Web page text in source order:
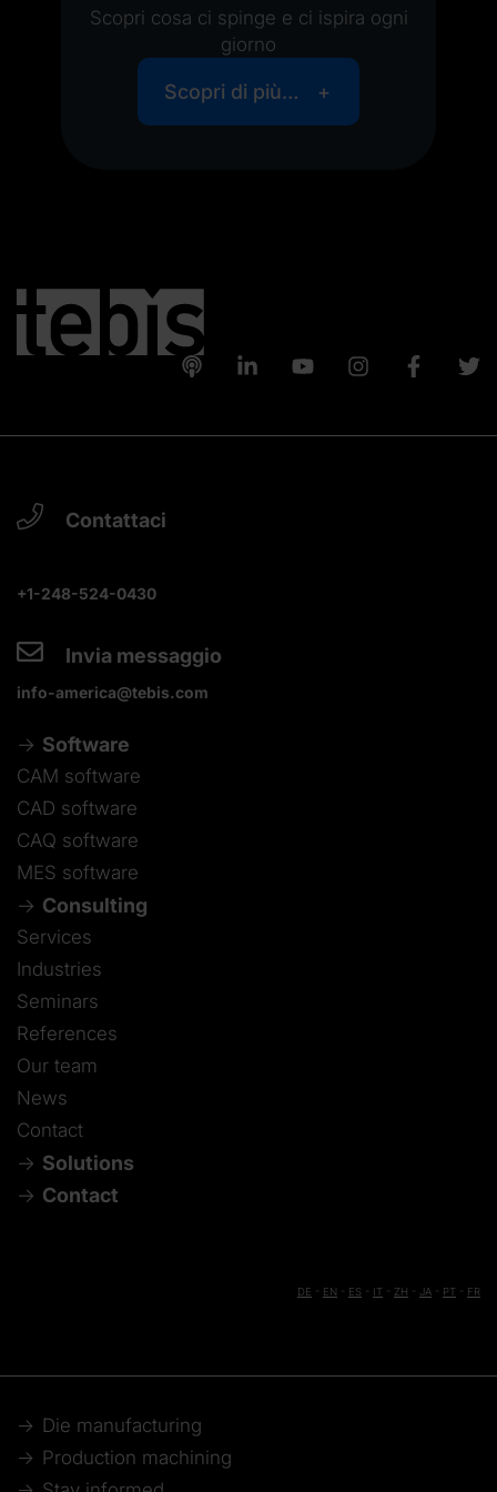
Scopri cosa ci spinge e ci ispira ogni
giorno
Scopri di più…
Contattaci
+1-248-524-0430
Invia messaggio
info-america@tebis.com
Software
CAM software
CAD software
CAQ software
MES software
Consulting
Services
Industries
Seminars
References
Our team
News
Contact
Solutions
Contact
DE EN ES IT ZH JA PT FR
Die manufacturing
Production machining